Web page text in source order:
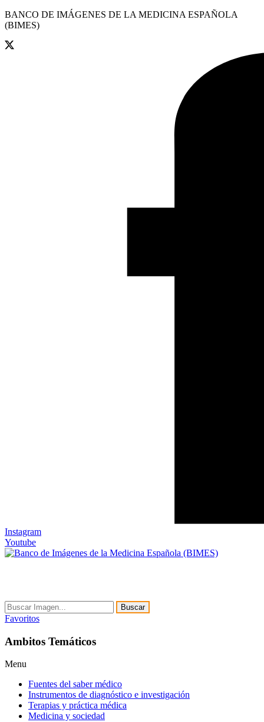
BANCO DE IMÁGENES DE LA MEDICINA ESPAÑOLA
(BIMES)
Instagram
Youtube
Buscar
Favoritos
Ambitos Temáticos
Menu
Fuentes del saber médico
Instrumentos de diagnóstico e investigación
Terapias y práctica médica
Medicina y sociedad